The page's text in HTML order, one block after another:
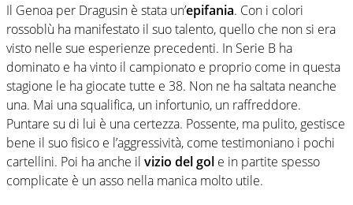
Il Genoa per Dragusin è stata un’epifania. Con i colori
rossoblù ha manifestato il suo talento, quello che non si era
visto nelle sue esperienze precedenti. In Serie B ha
dominato e ha vinto il campionato e proprio come in questa
stagione le ha giocate tutte e 38. Non ne ha saltata neanche
una. Mai una squalifica, un infortunio, un raffreddore.
Puntare su di lui è una certezza. Possente, ma pulito, gestisce
bene il suo fisico e l’aggressività, come testimoniano i pochi
cartellini. Poi ha anche il vizio del gol e in partite spesso
complicate è un asso nella manica molto utile.